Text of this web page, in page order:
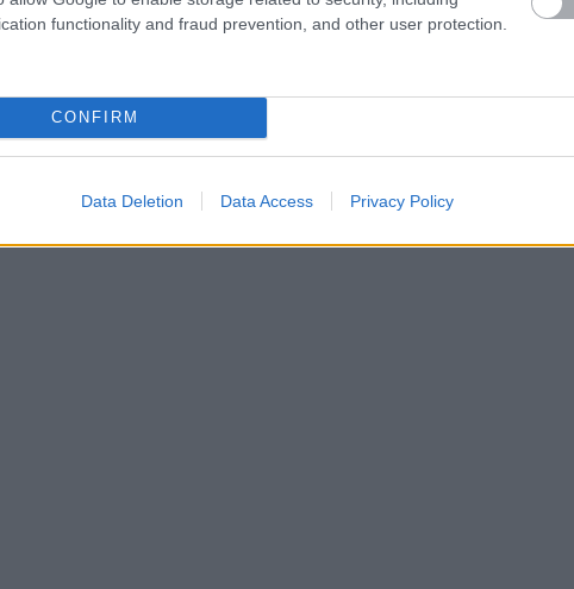
functionality and fraud prevention, and other user protection.
CONFIRM
Data Deletion Data Access Privacy Policy